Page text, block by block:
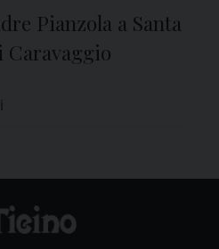
Pianzola a Santa
Caravaggio